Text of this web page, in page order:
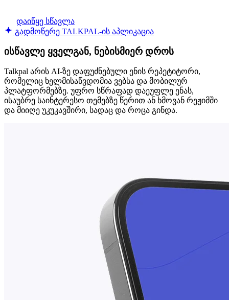
დაიწყე სწავლა
გადმოწერე TALKPAL-ის აპლიკაცია
ისწავლე ყველგან, ნებისმიერ დროს
Talkpal არის AI-ზე დაფუძნებული ენის რეპეტიტორი,
რომელიც ხელმისაწვდომია ვებსა და მობილურ
პლატფორმებზე. უფრო სწრაფად დაეუფლე ენას,
ისაუბრე საინტერესო თემებზე წერით ან ხმოვან რეჟიმში
და მიიღე უკუკავშირი, სადაც და როცა გინდა.